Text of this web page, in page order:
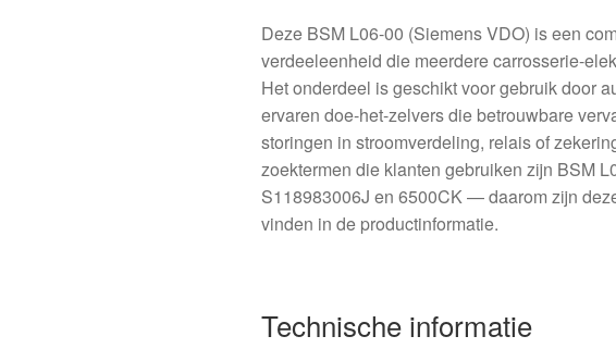
Deze BSM L06-00 (Siemens VDO) is een
verdeeleenheid die meerdere carrosserie-
Het onderdeel is geschikt voor gebruik door
ervaren doe-het-zelvers die betrouwbare
storingen in stroomverdeling, relais of
zoektermen die klanten gebruiken zijn BSM
S118983006J en 6500CK — daarom zijn
vinden in de productinformatie.
Technische informatie